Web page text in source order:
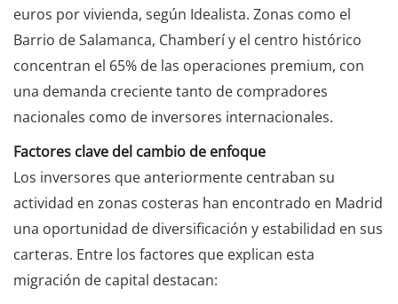
euros por vivienda, según Idealista. Zonas como el
Barrio de Salamanca, Chamberí y el centro histórico
concentran el 65% de las operaciones premium, con
una demanda creciente tanto de compradores
nacionales como de inversores internacionales.
Factores clave del cambio de enfoque
Los inversores que anteriormente centraban su
actividad en zonas costeras han encontrado en Madrid
una oportunidad de diversificación y estabilidad en sus
carteras. Entre los factores que explican esta
migración de capital destacan: